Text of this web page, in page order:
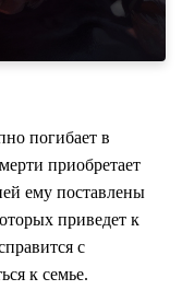
погибает в
приобретает
ему поставлены
приведет к
с
к семье.